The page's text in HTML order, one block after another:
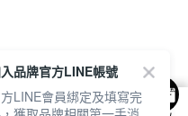
cookie 方式之詳情，及若您不希
品牌官方LINE帳號
LINE會員綁定及填寫完